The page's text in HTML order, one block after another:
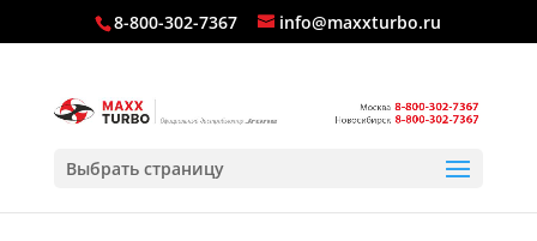
8-800-302-7367 info@maxxturbo.ru
Выбрать страницу